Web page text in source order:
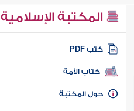
المكتبة الإسلامية
كتب PDF
كتاب الأمة